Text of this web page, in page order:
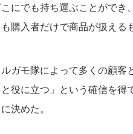
にでも持ち運ぶことがで
購入者だけで商品が扱える
ガモ隊によって多くの顧客
役に立つ」という確信を
決めた。